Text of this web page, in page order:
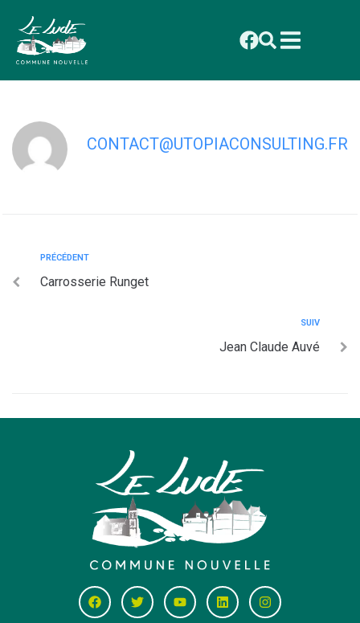
principal
EURL Denis
(Plomberie,chauffage,électricité)
CONTACT@UTOPIACONSULTING.FR
PRÉCÉDENT
Carrosserie Runget
SUIV
Jean Claude Auvé